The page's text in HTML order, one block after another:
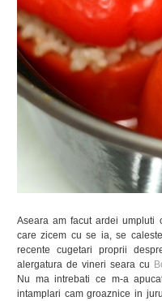
Aseara am facut ardei
care zicem cu se ia, se
recente cugetari proprii
alergatura de vineri seara cu
Nu ma intrebati ce m-a
intamplari cam groaznice in